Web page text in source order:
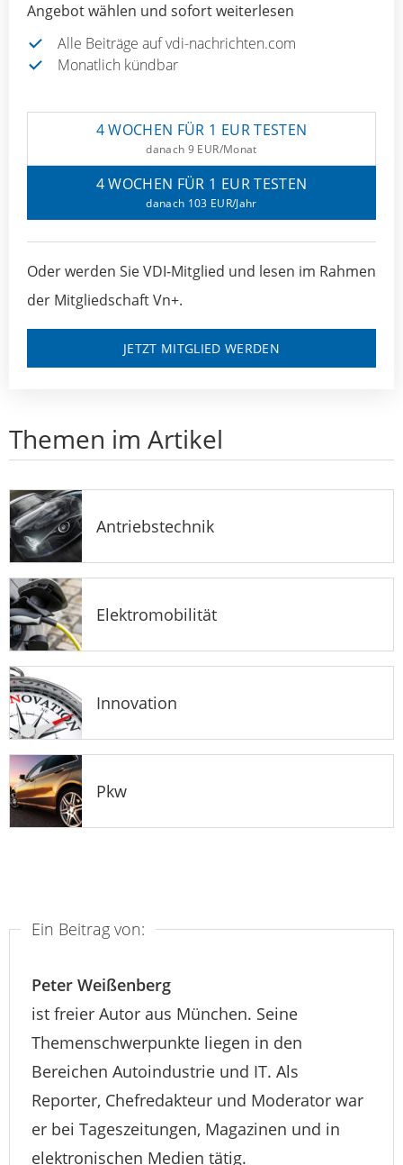
Angebot wählen und sofort weiterlesen
Alle Beiträge auf vdi-nachrichten.com
Monatlich kündbar
4 WOCHEN FÜR 1 EUR TESTEN
danach 9 EUR/Monat
4 WOCHEN FÜR 1 EUR TESTEN
danach 103 EUR/Jahr
Oder werden Sie VDI-Mitglied und lesen im Rahmen
der Mitgliedschaft Vn+.
JETZT MITGLIED WERDEN
Themen im Artikel
Antriebstechnik
Elektromobilität
Innovation
Pkw
Ein Beitrag von:
Peter Weißenberg
ist freier Autor aus München. Seine
Themenschwerpunkte liegen in den
Bereichen Autoindustrie und IT. Als
Reporter, Chefredakteur und Moderator war
er bei Tageszeitungen, Magazinen und in
elektronischen Medien tätig.